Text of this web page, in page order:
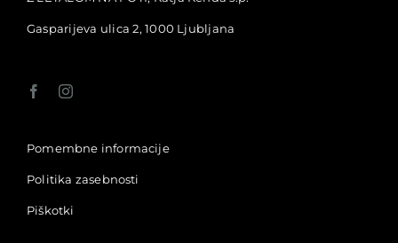
Gasparijeva ulica 2, 1000 Ljubljana
Pomembne informacije
Politika zasebnosti
Piškotki